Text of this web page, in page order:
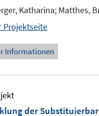
Katharina; Matthes,
Projektseite
Informationen
der